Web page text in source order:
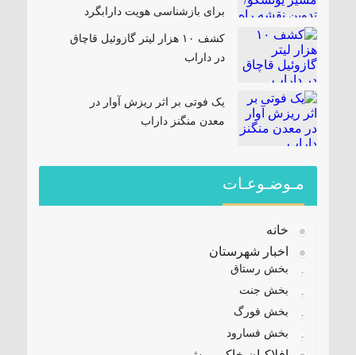
برای بازشناسی هویت دارابگرد
کشف ۱۰ هزار لیتر گازوئیل قاچاق
در داراب
یک فوتی بر اثر ریزش آوار در
معدن منگنز داراب
مـوضـوعـات
خانه
اخبار شهرستان
بخش رستاق
بخش جنت
بخش فورگ
بخش فسارود